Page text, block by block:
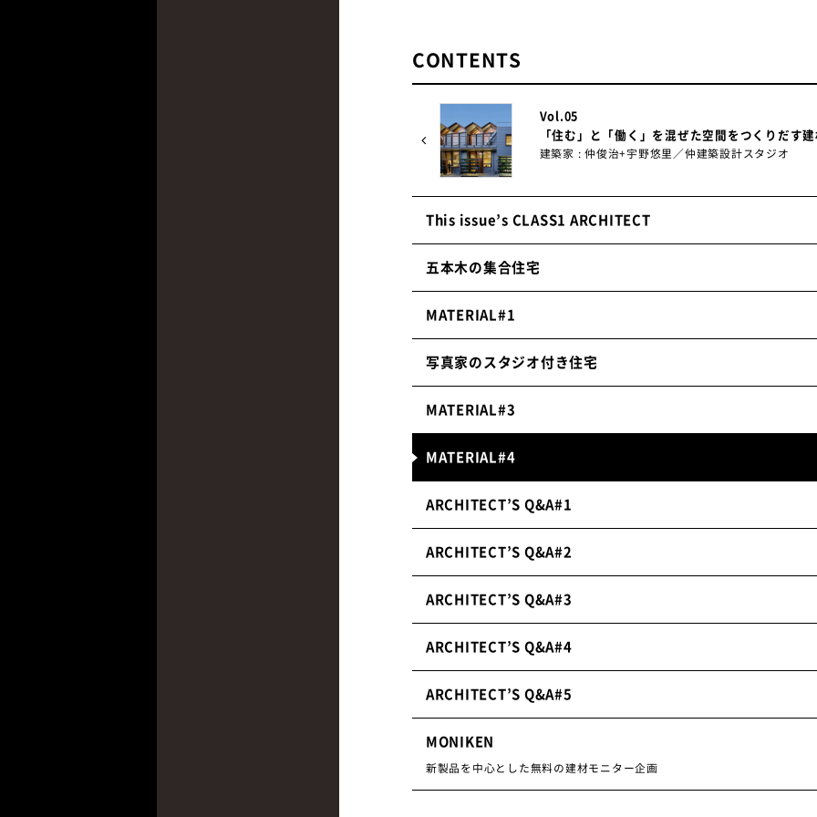
CONTENTS
Vol.05
「住む」と「働く」を混ぜた空間をつくりだす
建築家 : 仲俊治+宇野悠里／仲建築設計スタジオ
This issue’s CLASS1 ARCHITECT
五本木の集合住宅
MATERIAL#1
写真家のスタジオ付き住宅
MATERIAL#3
MATERIAL#4
ARCHITECT’S Q&A#1
ARCHITECT’S Q&A#2
ARCHITECT’S Q&A#3
ARCHITECT’S Q&A#4
ARCHITECT’S Q&A#5
MONIKEN
新製品を中心とした無料の建材モニター企画